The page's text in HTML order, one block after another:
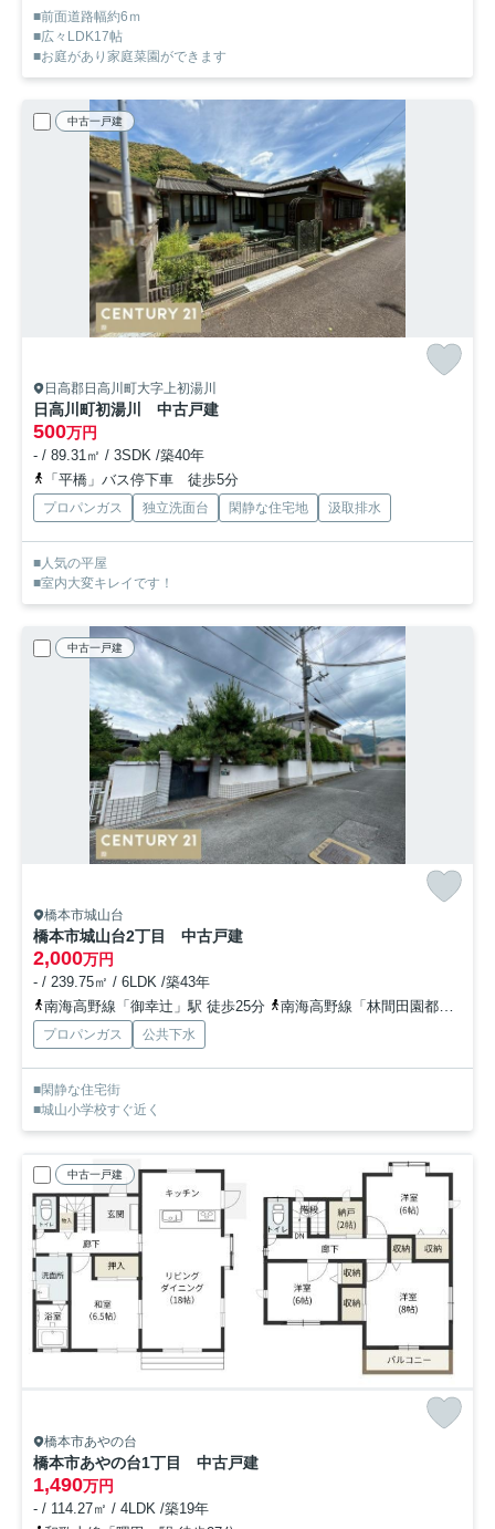
■前面道路幅約6ｍ
■広々LDK17帖
■お庭があり家庭菜園ができます
中古一戸建
日高郡日高川町大字上初湯川
日高川町初湯川 中古戸建
500万円
- / 89.31㎡ / 3SDK /築40年
「平橋」バス停下車 徒歩5分
プロパンガス 独立洗面台 閑静な住宅地 汲取排水
■人気の平屋
■室内大変キレイです！
中古一戸建
橋本市城山台
橋本市城山台2丁目 中古戸建
2,000万円
- / 239.75㎡ / 6LDK /築43年
南海高野線「御幸辻」駅 徒歩25分
南海高野線「林間田園都市」駅 徒歩26分
プロパンガス 公共下水
■閑静な住宅街
■城山小学校すぐ近く
中古一戸建
橋本市あやの台
橋本市あやの台1丁目 中古戸建
1,490万円
- / 114.27㎡ / 4LDK /築19年